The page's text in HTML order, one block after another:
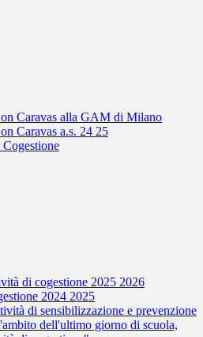
Caravas alla GAM di Milano
Caravas a.s. 24 25
di cogestione 2025 2026
2024 2025
di sensibilizzazione e prevenzione
dell'ultimo giorno di scuola,